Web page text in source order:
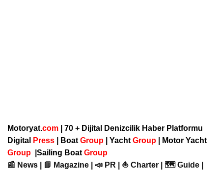
Motoryat.com | 70 + Dijital Denizcilik Haber Platformu
Digital
Press Boat Group Yacht Group
Motor Yacht
Group
Sailing Boat Group
📰 News | 📘 Magazine | 📣 PR | ⛵ Charter | 🗺️ Guide |